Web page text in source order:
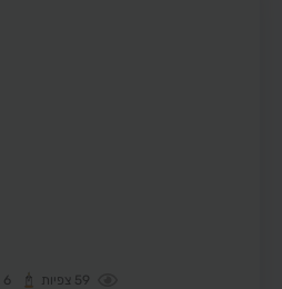
59 צפיות 6